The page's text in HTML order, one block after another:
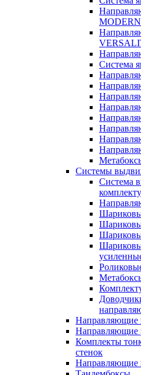
Система
Системы
Система
Направляющие
Направляющие
Комплекты
стенок
Направляющие